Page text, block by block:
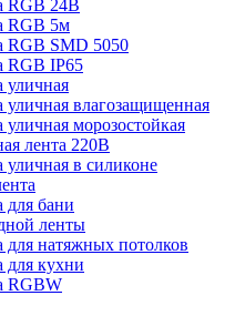
RGB 24В
RGB 5м
RGB SMD 5050
RGB IP65
уличная
уличная влагозащищенная
морозостойкая
лента 220В
уличная в силиконе
для бани
ленты
для натяжных потолков
для кухни
RGBW